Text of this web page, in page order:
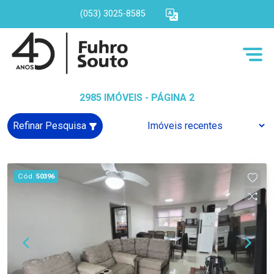
(053) 3025-8585
2985 IMÓVEIS - PÁGINA 2
Refinar Pesquisa
Cód. 50396